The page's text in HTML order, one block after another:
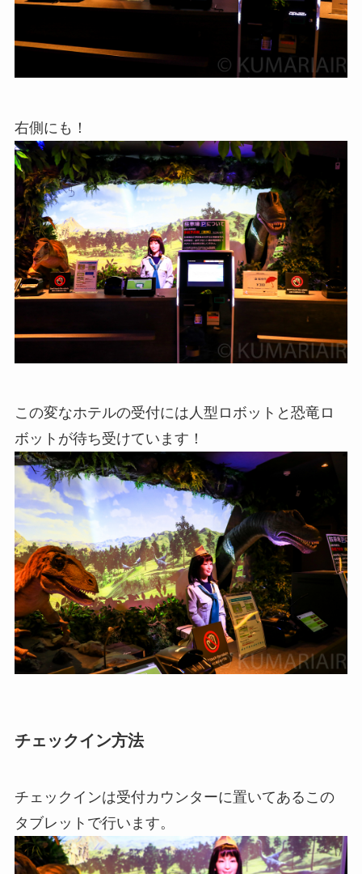
右側にも！
この変なホテルの受付には人型ロボットと恐竜ロ
ボットが待ち受けています！
チェックイン方法
チェックインは受付カウンターに置いてあるこの
タブレットで行います。